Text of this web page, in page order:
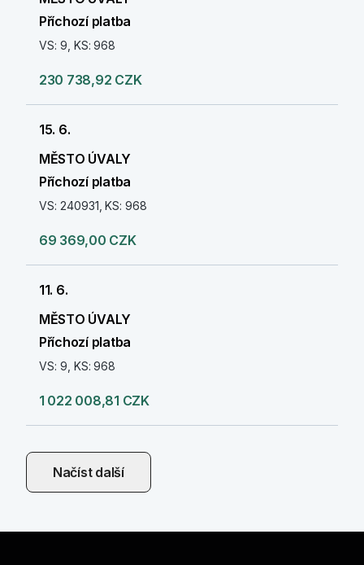
Příchozí platba
VS: 9, KS: 968
230 738,92 CZK
15. 6.
MĚSTO ÚVALY
Příchozí platba
VS: 240931, KS: 968
69 369,00 CZK
11. 6.
MĚSTO ÚVALY
Příchozí platba
VS: 9, KS: 968
1 022 008,81 CZK
Načíst další